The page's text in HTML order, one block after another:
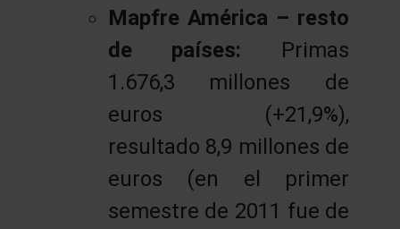
Mapfre América – resto
de países: Primas
1.676,3 millones de
euros (+21,9%),
resultado 8,9 millones de
euros (en el primer
semestre de 2011 fue de